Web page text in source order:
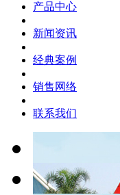
产品中心
新闻资讯
经典案例
销售网络
联系我们